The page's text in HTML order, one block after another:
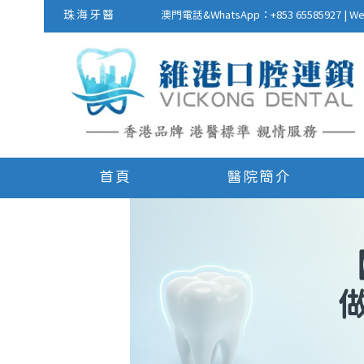
珠海牙醫 澳門電話&WhatsApp：+853 65585927 |
首頁 醫院簡介